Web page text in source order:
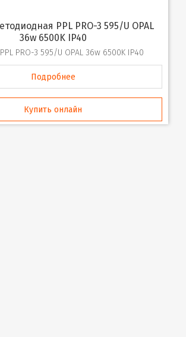
36w 6500K IP40
PPL PRO-3 595/U OPAL 36w 6500K IP40
Подробнее
Купить онлайн